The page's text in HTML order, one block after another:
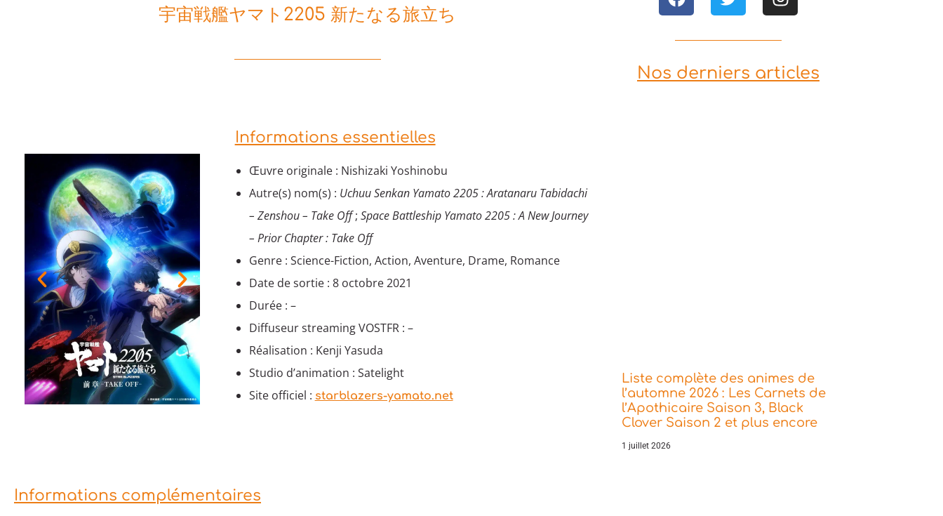
宇宙戦艦ヤマト2205 新たなる旅立ち
Informations essentielles
Œuvre originale : Nishizaki Yoshinobu
Autre(s) nom(s) : Uchuu Senkan Yamato 2205 : Aratanaru Tabidachi
– Zenshou – Take Off; Space Battleship Yamato 2205 : A New Journey
– Prior Chapter : Take Off
Genre : Science-Fiction, Action, Aventure, Drame, Romance
Date de sortie : 8 octobre 2021
Durée : –
Diffuseur streaming VOSTFR : –
Réalisation : Kenji Yasuda
Studio d’animation : Satelight
Site officiel : starblazers-yamato.net
Informations complémentaires
Nos derniers articles
Liste complète des animes de
l’automne 2026 : Les Carnets de
l’Apothicaire Saison 3, Black
Clover Saison 2 et plus encore
1 juillet 2026